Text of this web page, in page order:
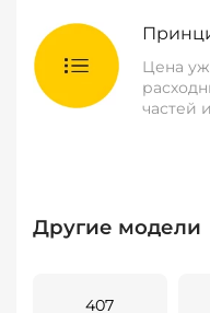
Цена
частей
Другие модели
407